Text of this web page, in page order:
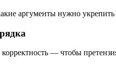
аргументы нужно укрепить
— чтобы